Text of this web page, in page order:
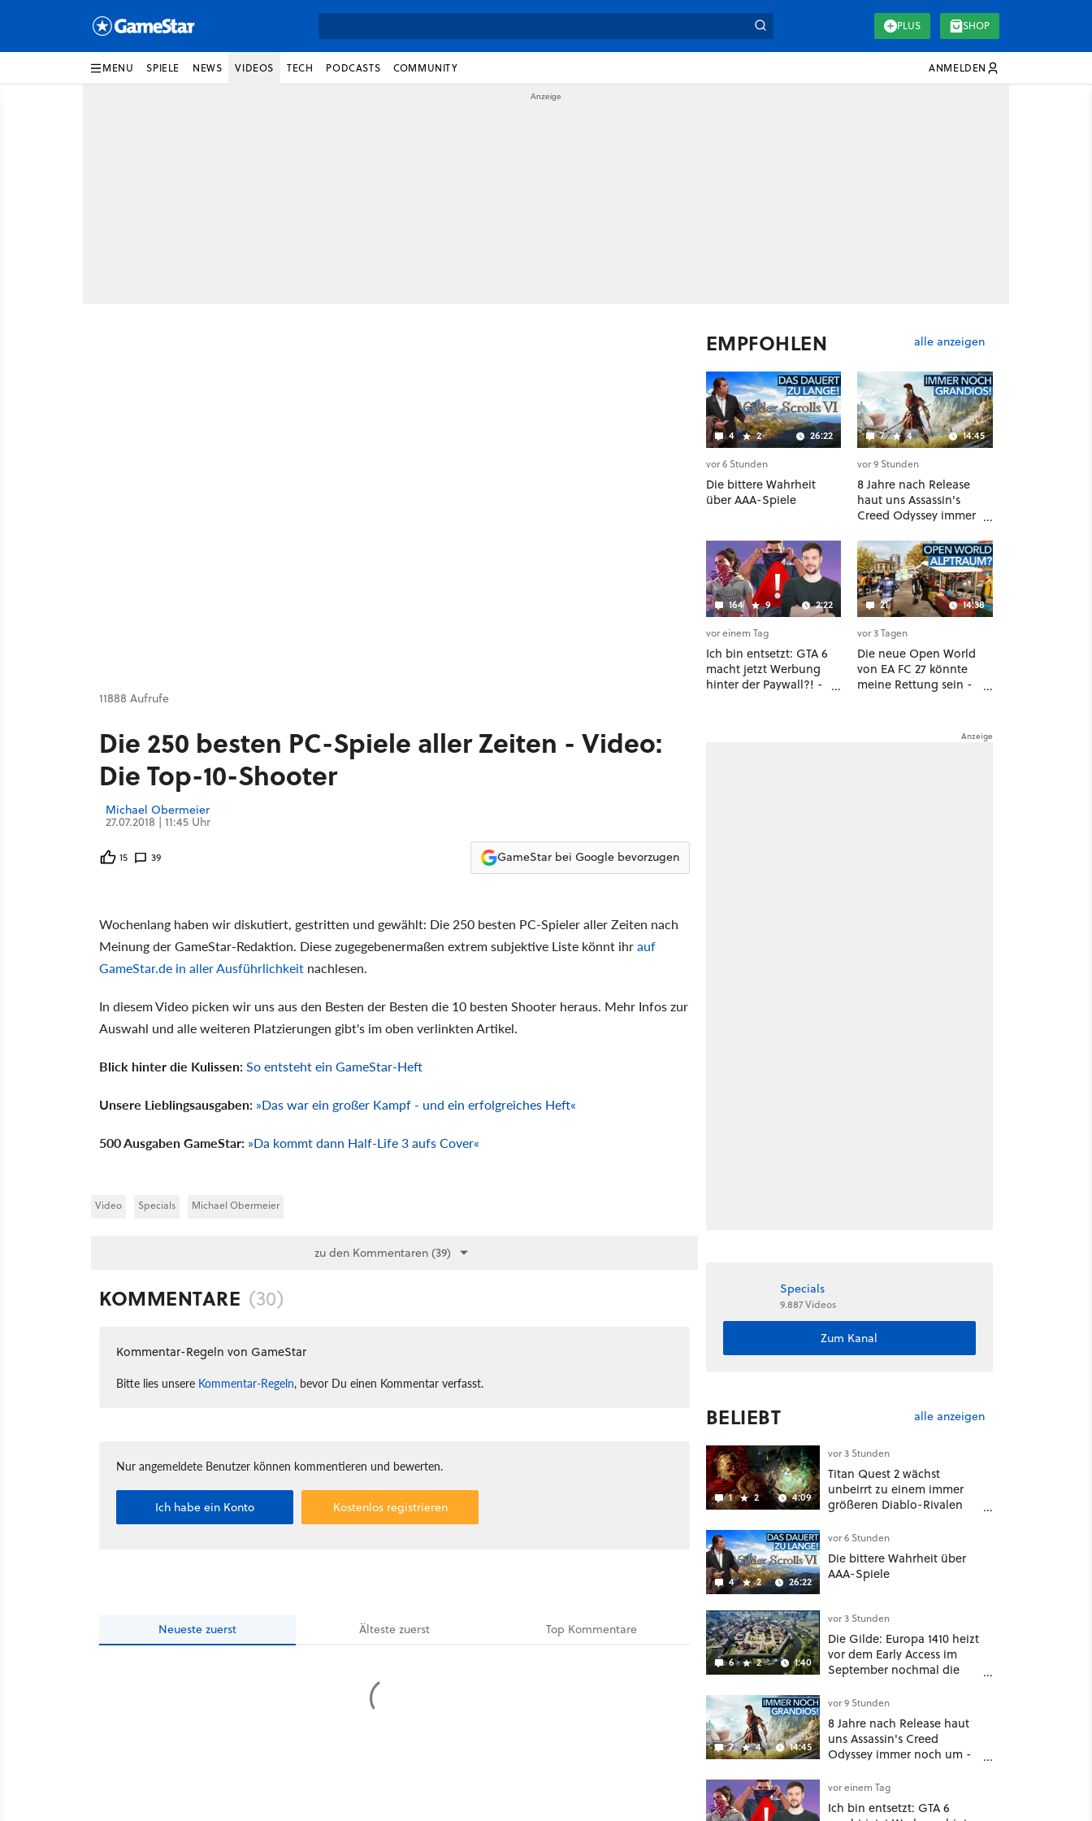
PLUS SHOP
MENU SPIELE NEWS VIDEOS TECH PODCASTS COMMUNITY ANMELDEN
11888 Aufrufe
Die 250 besten PC-Spiele aller Zeiten - Video:
Die Top-10-Shooter
Michael Obermeier
27.07.2018 | 11:45 Uhr
15 39 GameStar bei Google bevorzugen
Wochenlang haben wir diskutiert, gestritten und gewählt: Die 250 besten PC-Spieler aller Zeiten nach
Meinung der GameStar-Redaktion. Diese zugegebenermaßen extrem subjektive Liste könnt ihrauf
GameStar.de in aller Ausführlichkeit nachlesen.
In diesem Video picken wir uns aus den Besten der Besten die 10 besten Shooter heraus. Mehr Infos zur
Auswahl und alle weiteren Platzierungen gibt's im oben verlinkten Artikel.
Blick hinter die Kulissen:So entsteht ein GameStar-Heft
Unsere Lieblingsausgaben: »Das war ein großer Kampf - und ein erfolgreiches Heft«
500 Ausgaben GameStar: »Da kommt dann Half-Life 3 aufs Cover«
Video Specials Michael Obermeier
zu den Kommentaren (39)
KOMMENTARE (30)
Kommentar-Regeln von GameStar
Bitte lies unsere Kommentar-Regeln, bevor Du einen Kommentar verfasst.
Nur angemeldete Benutzer können kommentieren und bewerten.
Ich habe ein Konto Kostenlos registrieren
Neueste zuerst Ältestezuerst Top Kommentare
EMPFOHLEN alle anzeigen
4 2 26:22
vor 6 Stunden
Die bittere Wahrheit
über AAA-Spiele
7 4 14:45
vor 9 Stunden
8 Jahre nach Release
haut uns Assassin's
Creed Odyssey immer
jetzt sogar besser!
164 9 2:22
vor einem Tag
Ich bin entsetzt: GTA 6
macht jetzt Werbung
hinter der Paywall?! -
21 14:38
vor 3 Tagen
Die neue Open World
von EA FC 27 könnte
meine Rettung sein -
Specials
9.887 Videos
Zum Kanal
BELIEBT alle anzeigen
1 2 4:09
vor 3 Stunden
Titan Quest 2 wächst
unbeirrt zu einem immer
größeren Diablo-Rivalen
sogar eine richtige
Beschwörer-Klasse
4 2 26:22
vor 6 Stunden
Die bittere Wahrheit über
AAA-Spiele
6 2 1:40
vor 3 Stunden
Die Gilde: Europa 1410 heizt
vor dem Early Access im
September nochmal die
7 4 14:45
vor 9 Stunden
8 Jahre nach Release haut
uns Assassin's Creed
Odyssey immer noch um -
vor einem Tag
Ich bin entsetzt: GTA 6